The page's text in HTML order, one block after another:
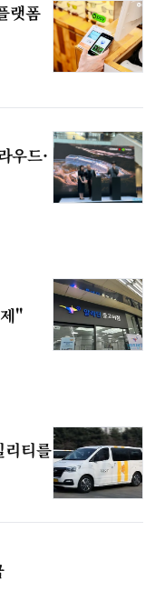
랫폼
우드·
"
리티를